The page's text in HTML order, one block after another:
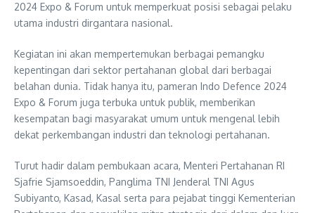
2024 Expo & Forum untuk memperkuat posisi sebagai pelaku
utama industri dirgantara nasional.
Kegiatan ini akan mempertemukan berbagai pemangku
kepentingan dari sektor pertahanan global dari berbagai
belahan dunia. Tidak hanya itu, pameran Indo Defence 2024
Expo & Forum juga terbuka untuk publik, memberikan
kesempatan bagi masyarakat umum untuk mengenal lebih
dekat perkembangan industri dan teknologi pertahanan.
Turut hadir dalam pembukaan acara, Menteri Pertahanan RI
Sjafrie Sjamsoeddin, Panglima TNI Jenderal TNI Agus
Subiyanto, Kasad, Kasal serta para pejabat tinggi Kementerian